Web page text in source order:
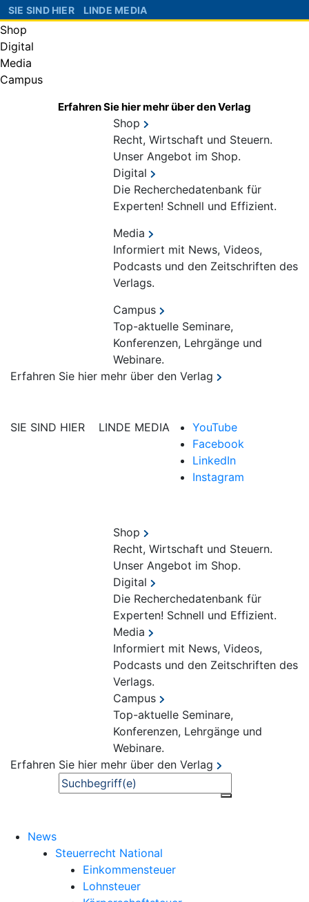
SIE SIND HIER LINDE MEDIA
Shop
Digital
Media
Campus
Erfahren Sie hier mehr über den Verlag
Shop
Recht, Wirtschaft und Steuern.
Unser Angebot im Shop.
Digital
Die Recherchedatenbank für
Experten! Schnell und Effizient.
Media
Informiert mit News, Videos,
Podcasts und den Zeitschriften des
Verlags.
Campus
Top-aktuelle Seminare,
Konferenzen, Lehrgänge und
Webinare.
Erfahren Sie hier mehr über den Verlag
SIE SIND HIER LINDE MEDIA
YouTube
Facebook
LinkedIn
Instagram
Shop
Recht, Wirtschaft und Steuern.
Unser Angebot im Shop.
Digital
Die Recherchedatenbank für
Experten! Schnell und Effizient.
Media
Informiert mit News, Videos,
Podcasts und den Zeitschriften des
Verlags.
Campus
Top-aktuelle Seminare,
Konferenzen, Lehrgänge und
Webinare.
Erfahren Sie hier mehr über den Verlag
Suche
News
Steuerrecht National
Einkommensteuer
Lohnsteuer